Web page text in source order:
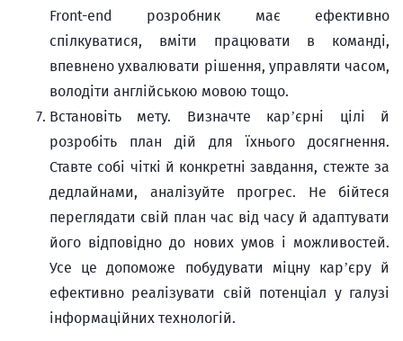
Front-end розробник має ефективно
спілкуватися, вміти працювати в команді,
впевнено ухвалювати рішення, управляти часом,
володіти англійською мовою тощо.
Встановіть мету. Визначте кар’єрні цілі й
розробіть план дій для їхнього досягнення.
Ставте собі чіткі й конкретні завдання, стежте за
дедлайнами, аналізуйте прогрес. Не бійтеся
переглядати свій план час від часу й адаптувати
його відповідно до нових умов і можливостей.
Усе це допоможе побудувати міцну кар’єру й
ефективно реалізувати свій потенціал у галузі
інформаційних технологій.